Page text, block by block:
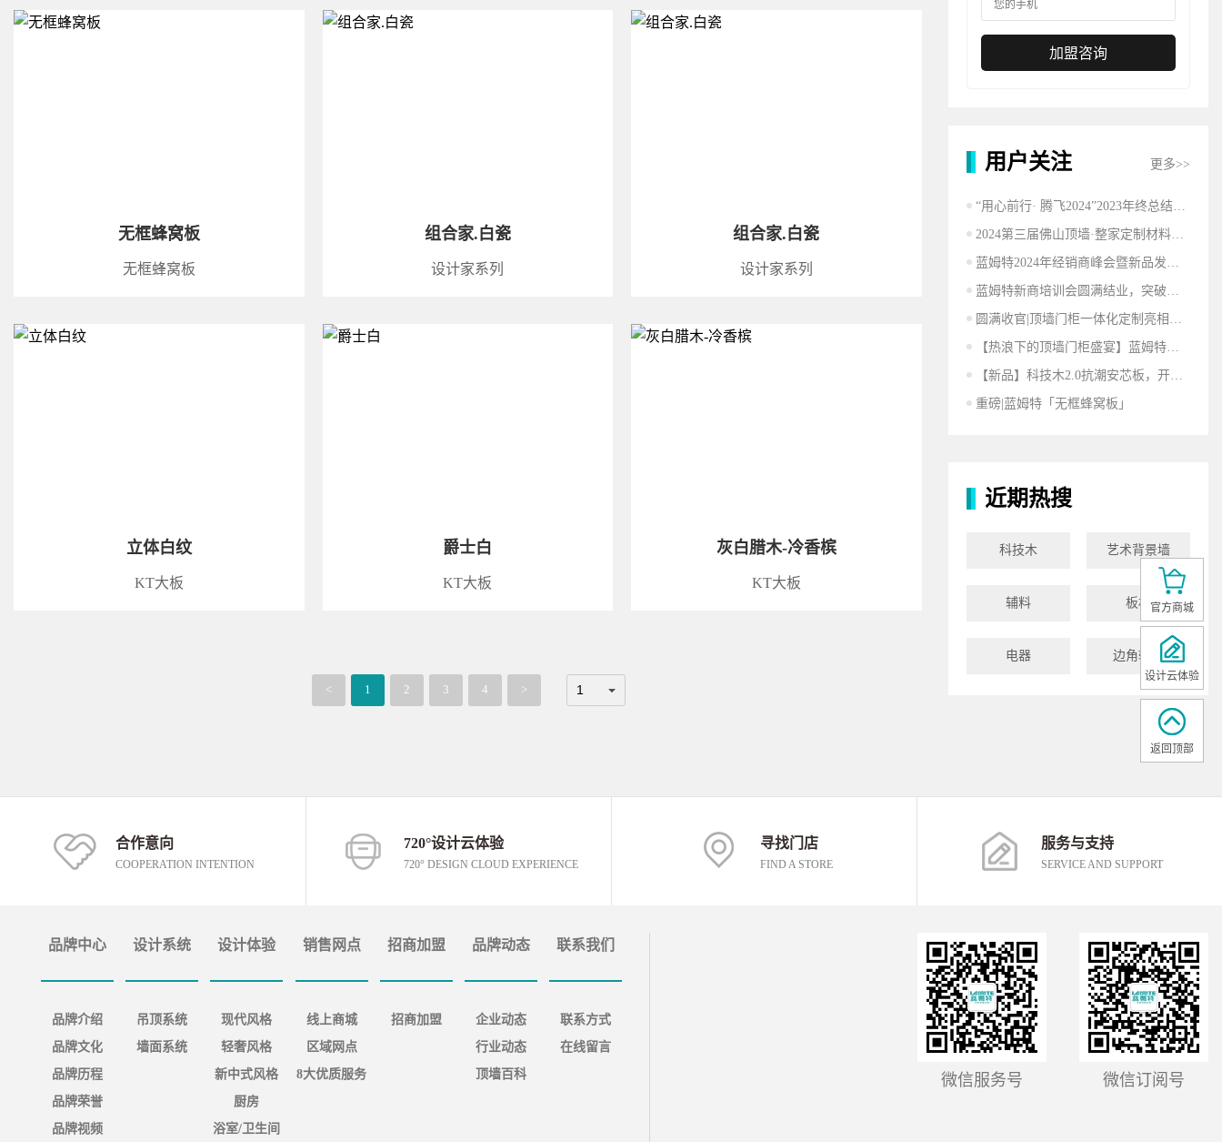
无框蜂窝板
无框蜂窝板
组合家.白瓷
设计家系列
组合家.白瓷
设计家系列
立体白纹
KT大板
爵士白
KT大板
灰白腊木-冷香槟
KT大板
< 1 2 3 4 >
加盟咨询
用户关注 更多>>
“用心前行· 腾飞2024”2023年终总结大会圆满结束
2024第三届佛山顶墙·整家定制材料展圆满成功丨蓝姆特砥砺前行,精彩不止步！
【热浪下的顶墙门柜盛宴】蓝姆特将亮相广州建博会，开启万亿整装新蓝海市场！
【新品】科技木2.0抗潮安芯板，开启健康舒居新时代！
重磅|蓝姆特「无框蜂窝板」
近期热搜
科技木 艺术背景墙
辅料 板材
电器 边角辅料
合作意向
COOPERATION INTENTION
720°设计云体验
720° DESIGN CLOUD EXPERIENCE
寻找门店
FIND A STORE
服务与支持
SERVICE AND SUPPORT
品牌中心
品牌介绍
品牌文化
品牌历程
品牌荣誉
品牌视频
设计系统
吊顶系统
墙面系统
设计体验
现代风格
轻奢风格
新中式风格
厨房
浴室/卫生间
销售网点
线上商城
区域网点
8大优质服务
招商加盟
招商加盟
品牌动态
企业动态
行业动态
顶墙百科
联系我们
联系方式
在线留言
微信服务号 微信订阅号
官方商城
设计云体验
返回顶部